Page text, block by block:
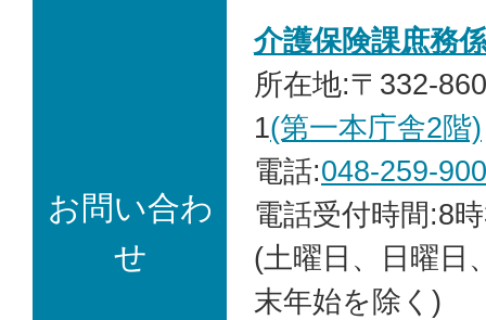
お問い合わ
せ
介護保険課庶務
所在地:〒332-
1(第一本庁舎2階)
電話:048-259-
電話受付時間:8
(土曜日、日曜日
末年始を除く)